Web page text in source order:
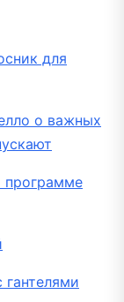
для
о важных
программе